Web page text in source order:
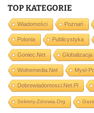
TOP KATEGORIE
Wiadomości Poznań
Polonia Publicystyka
Goniec.net Globalizacja
Wolnemedia.net Mysl-
Dobrewiadomosci.net.pl
Sekrety-Zdrowia.org